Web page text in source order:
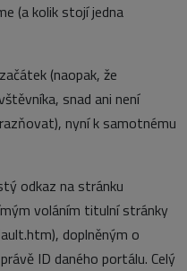
(a kolik stojí jedna
(naopak, že
snad ani není
nyní k samotnému
odkaz na stránku
voláním titulní stránky
doplněným o
ID daného portálu. Celý